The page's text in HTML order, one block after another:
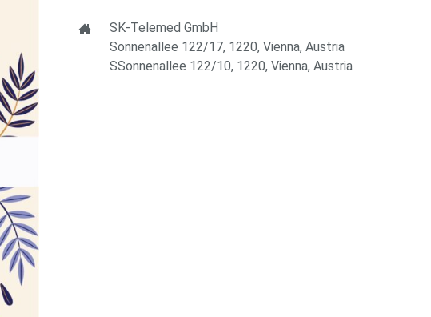
SK-Telemed GmbH
Sonnenallee 122/17, 1220, Vienna, Austria
SSonnenallee 122/10, 1220, Vienna, Austria